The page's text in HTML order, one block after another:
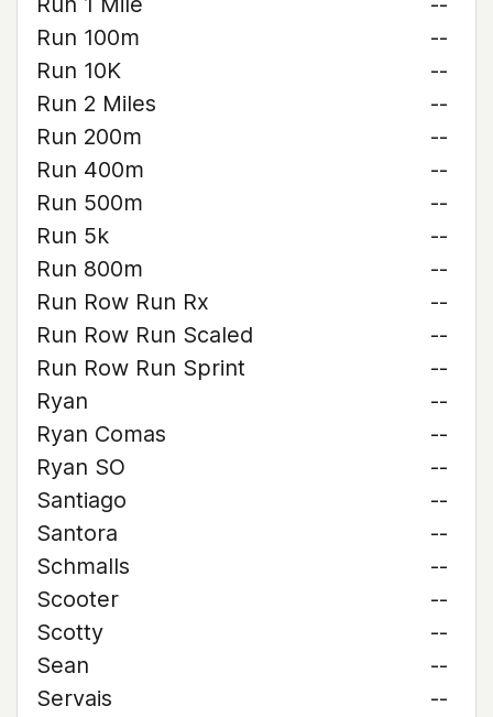
Run 100m
--
Run 10K
--
Run 2 Miles
--
Run 200m
--
Run 400m
--
Run 500m
--
Run 5k
--
Run 800m
--
Run Row Run Rx
--
Run Row Run Scaled
--
Run Row Run Sprint
--
Ryan
--
Ryan Comas
--
Ryan SO
--
Santiago
--
Santora
--
Schmalls
--
Scooter
--
Scotty
--
Sean
--
Servais
--